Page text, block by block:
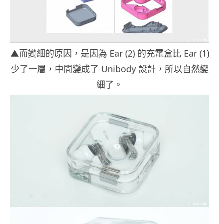
▲而變細的原因，是因為 Ear (2) 的充電盒比 Ear (1)
少了一層，中間變成了 Unibody 設計，所以自然變
細了。